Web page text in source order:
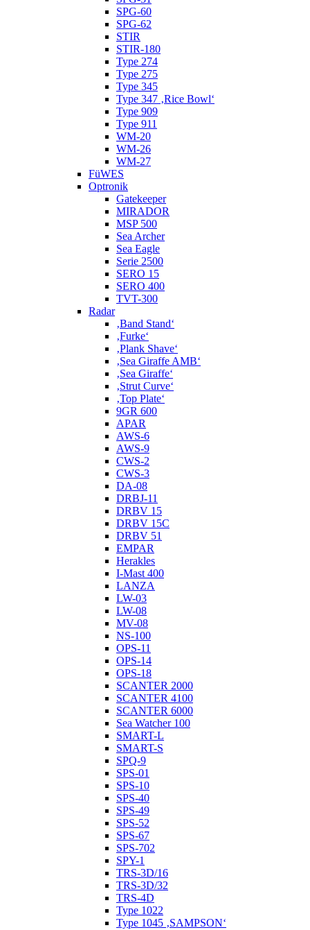
SPG-60
SPG-62
STIR
STIR-180
Type 274
Type 275
Type 345
Type 347 ‚Rice Bowl‘
Type 909
Type 911
WM-20
WM-26
WM-27
FüWES
Optronik
Gatekeeper
MIRADOR
MSP 500
Sea Archer
Sea Eagle
Serie 2500
SERO 15
SERO 400
TVT-300
Radar
‚Band Stand‘
‚Furke‘
‚Plank Shave‘
‚Sea Giraffe AMB‘
‚Sea Giraffe‘
‚Strut Curve‘
‚Top Plate‘
9GR 600
APAR
AWS-6
AWS-9
CWS-2
CWS-3
DA-08
DRBJ-11
DRBV 15
DRBV 15C
DRBV 51
EMPAR
Herakles
I-Mast 400
LANZA
LW-03
LW-08
MV-08
NS-100
OPS-11
OPS-14
OPS-18
SCANTER 2000
SCANTER 4100
SCANTER 6000
Sea Watcher 100
SMART-L
SMART-S
SPQ-9
SPS-01
SPS-10
SPS-40
SPS-49
SPS-52
SPS-67
SPS-702
SPY-1
TRS-3D/16
TRS-3D/32
TRS-4D
Type 1022
Type 1045 ‚SAMPSON‘